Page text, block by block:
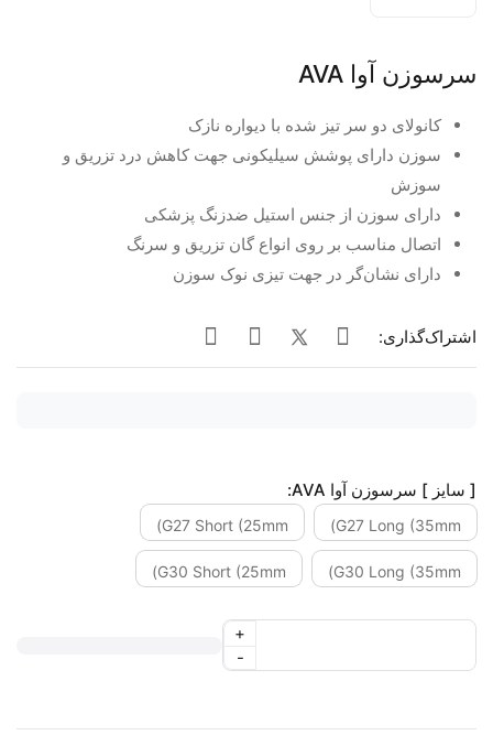
سرسوزن آوا AVA
کانولای دو سر تیز شده با دیواره نازک
سوزن دارای پوشش سیلیکونی جهت کاهش درد تزریق و
سوزش
دارای سوزن از جنس استیل ضدزنگ پزشکی
اتصال مناسب بر روی انواع گان تزریق و سرنگ
دارای نشان‌گر در جهت تیزی نوک سوزن
اشتراک‌گذاری:
[ سایز ] سرسوزن آوا AVA:
G27 Long (35mm)
G27 Short (25mm)
G30 Long (35mm)
G30 Short (25mm)
-
+